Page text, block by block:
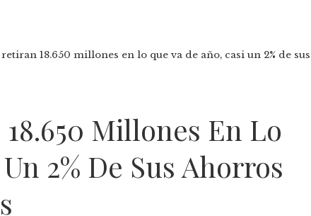
18.650 millones en lo que va de año, casi un 2% de
Millones En Lo
2% De Sus Ahorros